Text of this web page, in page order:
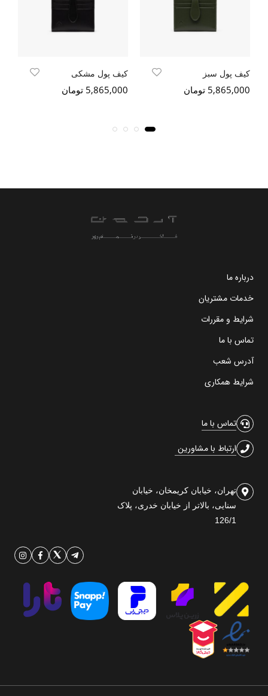
کیف پول سبز
5,865,000 تومان
کیف پول مشکی
5,865,000 تومان
درباره ما
خدمات مشتریان
شرایط و مقررات
تماس با ما
آدرس شعب
شرایط همکاری
تماس با ما
ارتباط با مشاورین
تهران، خیابان کریمخان، خیابان
سنایی، بالاتر از خیابان خدری، پلاک
126/1